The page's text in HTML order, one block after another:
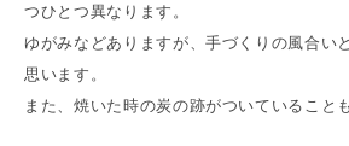
つひとつ異なります。
ゆがみなどありますが、手づくりの風合い
思います。
また、焼いた時の炭の跡がついていること